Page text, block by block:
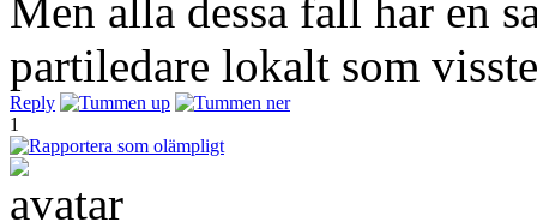
Men alla dessa fall har en
partiledare lokalt som
Reply
1